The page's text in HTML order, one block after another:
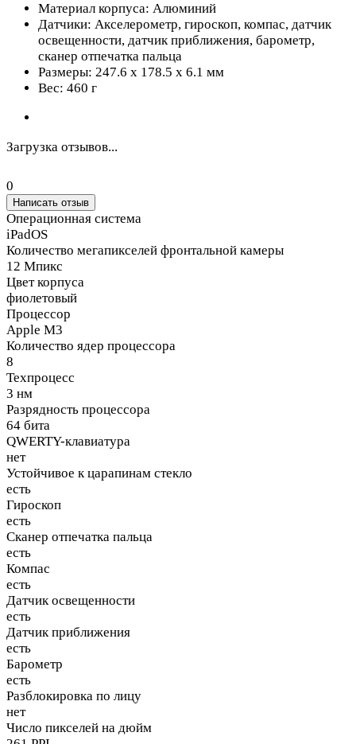
Материал корпуса: Алюминий
Датчики: Акселерометр, гироскоп, компас, датчик
освещенности, датчик приближения, барометр,
сканер отпечатка пальца
Размеры: 247.6 x 178.5 x 6.1 мм
Вес: 460 г
Загрузка отзывов...
0
Написать отзыв
Операционная система
iPadOS
Количество мегапикселей фронтальной камеры
12 Мпикс
Цвет корпуса
фиолетовый
Процессор
Apple M3
Количество ядер процессора
8
Техпроцесс
3 нм
Разрядность процессора
64 бита
QWERTY-клавиатура
нет
Устойчивое к царапинам стекло
есть
Гироскоп
есть
Сканер отпечатка пальца
есть
Компас
есть
Датчик освещенности
есть
Датчик приближения
есть
Барометр
есть
Разблокировка по лицу
нет
Число пикселей на дюйм